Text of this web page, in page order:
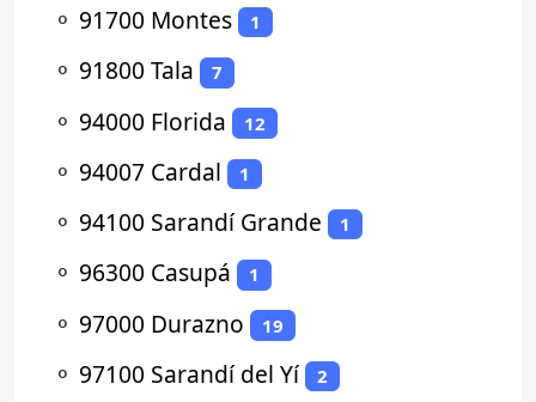
⚬ 91700 Montes 1
⚬ 91800 Tala 7
⚬ 94000 Florida 12
⚬ 94007 Cardal 1
⚬ 94100 Sarandí Grande 1
⚬ 96300 Casupá 1
⚬ 97000 Durazno 19
⚬ 97100 Sarandí del Yí 2